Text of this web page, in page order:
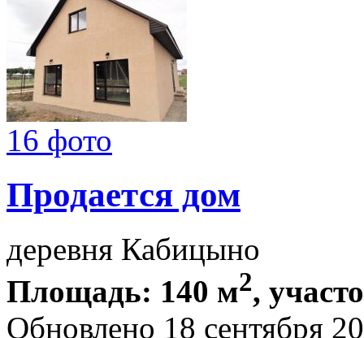
16 фото
Продается дом
деревня Кабицыно
Площадь: 140 м2,
Обновлено 18 сентября